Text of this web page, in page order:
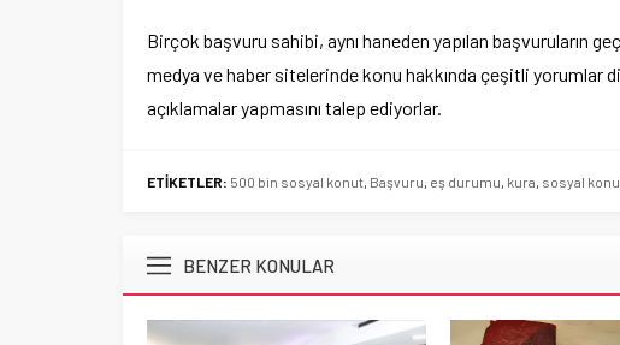
Birçok başvuru sahibi, aynı haneden yapılan başvuruların
medya ve haber sitelerinde konu hakkında çeşitli yorumlar
açıklamalar yapmasını talep ediyorlar.
ETİKETLER: 500 bin sosyal konut, Başvuru, eş durumu, kura, sosyal
BENZER KONULAR